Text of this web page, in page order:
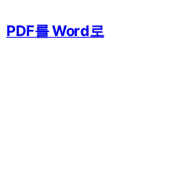
PDF를 Word로